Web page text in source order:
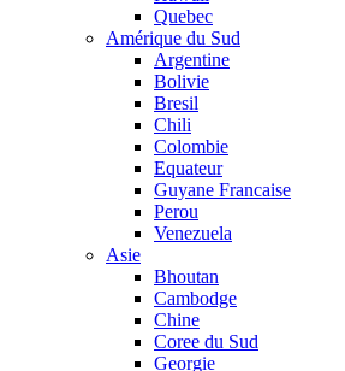
Quebec
Amérique du Sud
Argentine
Bolivie
Bresil
Chili
Colombie
Equateur
Guyane Francaise
Perou
Venezuela
Asie
Bhoutan
Cambodge
Chine
Coree du Sud
Georgie